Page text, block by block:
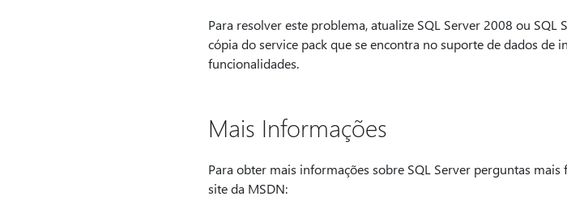
Para resolver este problema, atualize SQL Server 2008 ou
cópia do service pack que se encontra no suporte de dados de
funcionalidades.
Mais Informações
Para obter mais informações sobre SQL Server perguntas
site da MSDN: